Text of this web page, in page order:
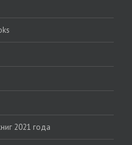
2021 года